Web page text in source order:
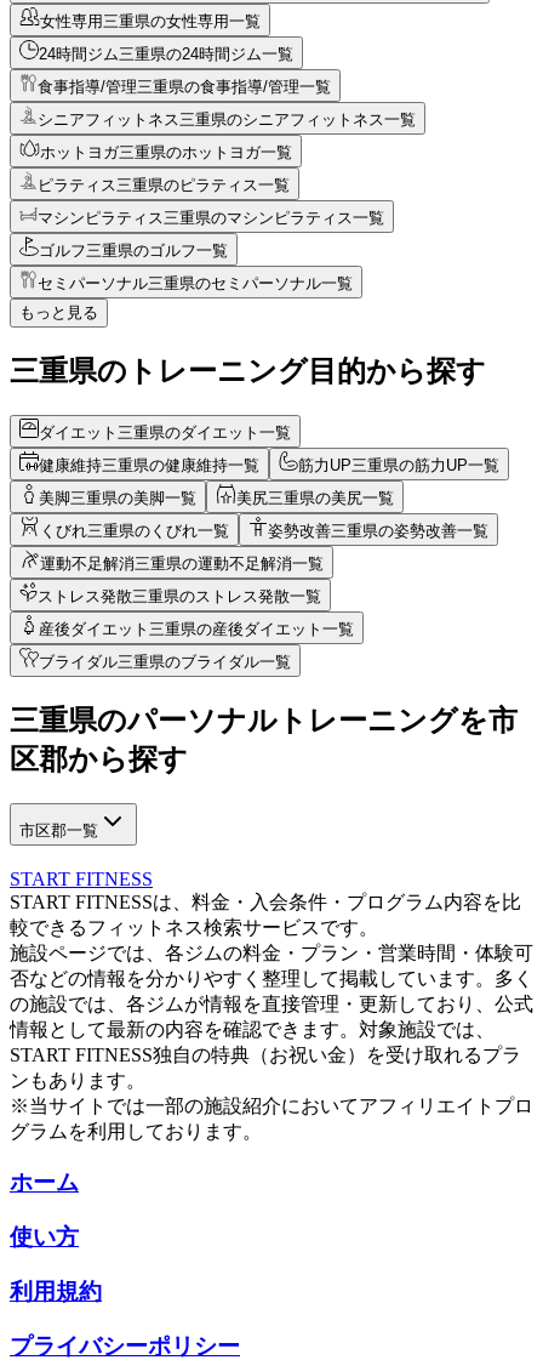
女性専用三重県の女性専用一覧
24時間ジム三重県の24時間ジム一覧
食事指導/管理三重県の食事指導/管理一覧
シニアフィットネス三重県のシニアフィットネス一覧
ホットヨガ三重県のホットヨガ一覧
ピラティス三重県のピラティス一覧
マシンピラティス三重県のマシンピラティス一覧
ゴルフ三重県のゴルフ一覧
セミパーソナル三重県のセミパーソナル一覧
もっと見る
三重県のトレーニング目的から探す
ダイエット 三重県のダイエット一覧
健康維持三重県の健康維持一覧 筋力UP三重県の筋力UP一覧
美脚三重県の美脚一覧 美尻三重県の美尻一覧
くびれ三重県のくびれ一覧 姿勢改善三重県の姿勢改善一覧
運動不足解消三重県の運動不足解消一覧
ストレス発散三重県のストレス発散一覧
産後ダイエット 三重県の産後ダイエット一覧
ブライダル三重県のブライダル一覧
三重県のパーソナルトレーニングを市
区郡から探す
市区郡一覧
START FITNESS
START FITNESSは、料金・入会条件・プログラム内容を比
較できるフィットネス検索サービスです。
施設ページでは、各ジムの料金・プラン・営業時間・体験可
否などの情報を分かりやすく整理して掲載しています。多く
の施設では、各ジムが情報を直接管理・更新しており、公式
情報として最新の内容を確認できます。対象施設では、
START FITNESS独自の特典（お祝い金）を受け取れるプラ
ンもあります。
※当サイトでは一部の施設紹介においてアフィリエイトプロ
グラムを利用しております。
ホーム
使い方
利用規約
プライバシーポリシー